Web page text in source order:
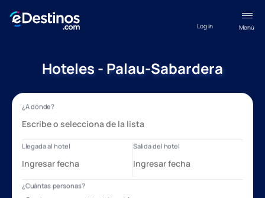
Menú
Log in
Hoteles - Palau-Sabardera